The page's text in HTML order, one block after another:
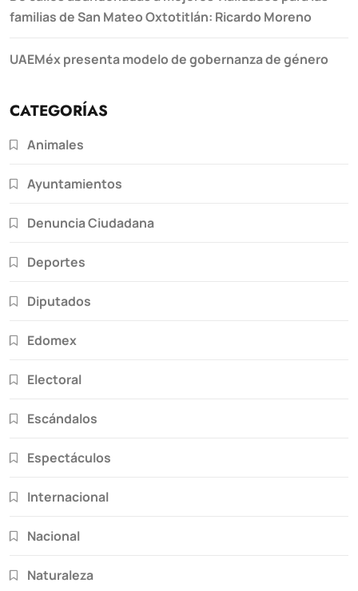
familias de San Mateo Oxtotitlán: Ricardo Moreno
UAEMéx presenta modelo de gobernanza de género
CATEGORÍAS
Animales
Ayuntamientos
Denuncia Ciudadana
Deportes
Diputados
Edomex
Electoral
Escándalos
Espectáculos
Internacional
Nacional
Naturaleza